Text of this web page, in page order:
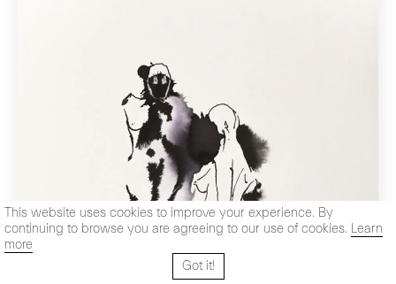
This website uses cookies to improve your experience. By
continuing to browse you are agreeing to our use of cookies. Learn
more
Got it!